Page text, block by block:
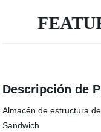
Descripción de
Almacén de estructura
Sandwich